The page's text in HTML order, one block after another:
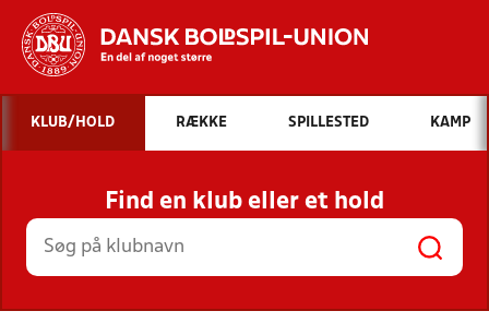
Hvad vil du søge efter?
INDHOLD OG NYHEDER
STILLINGER, RESULTATER, KLUBBER OG
HOLD
KLUB/HOLD RÆKKE SPILLESTED KAMP
Find en klub eller et hold